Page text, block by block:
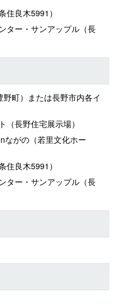
住良木5991）
ター・サンアップル（長
町）または長野市内各イ
（長野住宅展示場）
ながの（若里文化ホー
住良木5991）
ター・サンアップル（長